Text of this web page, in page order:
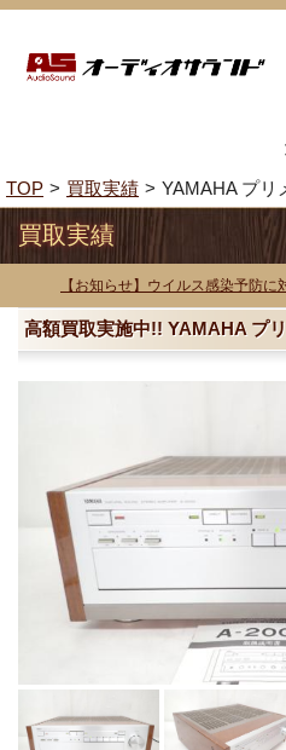
TOP 買取実績 YAMAHA プリ
買取実績
【お知らせ】ウイルス感染予防
高額買取実施中!! YAMAHA プ